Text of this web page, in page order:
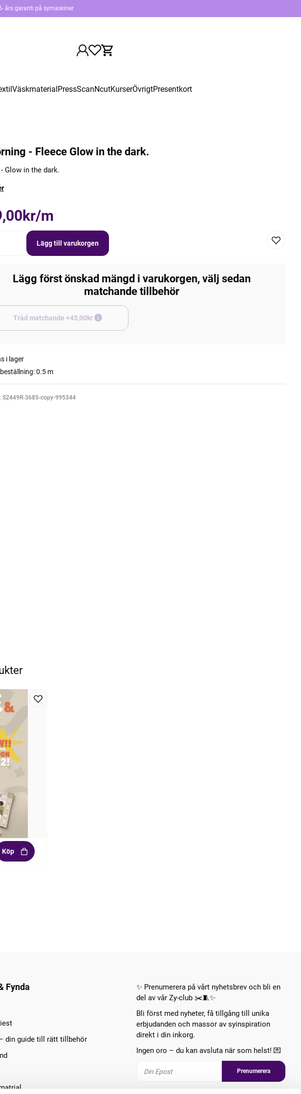
års garanti på symaskiner
VäskmaterialPressScanNcutKurserÖvrigtPresentkort
- Fleece Glow in the dark.
Glow in the dark.
m
Lägg till varukorgen
Lägg först önskad mängd i varukorgen, välj sedan
matchande tillbehör
Tråd matchande +45,00kr
i lager
0.5 m
S2449R-3685-copy-995344
Köp
Fynda
din guide till rätt tillbehör
✨ Prenumerera på vårt nyhetsbrev och bli en
del av vår Zy-club ✂️🧵✨
Bli först med nyheter, få tillgång till unika
erbjudanden och massor av syinspiration
direkt i din inkorg.
Ingen oro – du kan avsluta när som helst! 💌
Prenumerera